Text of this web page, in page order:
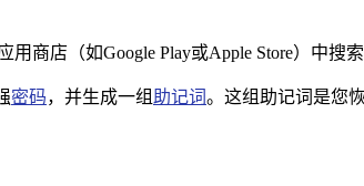
商店（如Google Play或Apple Store）中
密码，并生成一组 助记词。这组助记词是您